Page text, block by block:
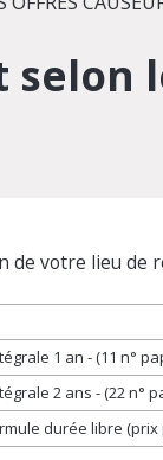
de votre lieu de
1 an - (11 n°
2 ans - (22 n°
durée libre